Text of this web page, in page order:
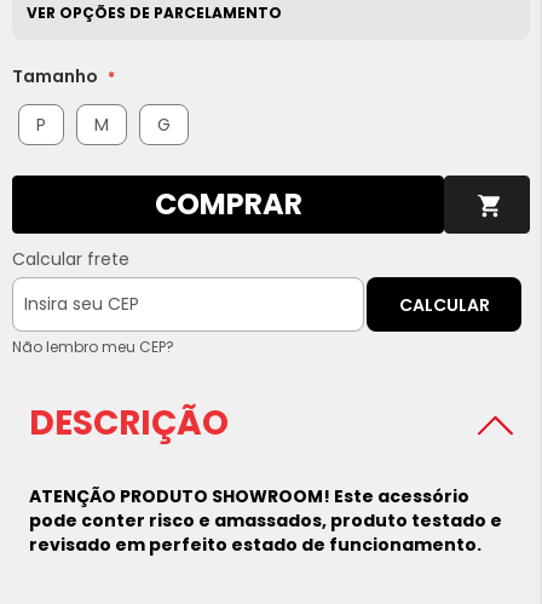
VER OPÇÕES DE PARCELAMENTO
Tamanho
P
M G
COMPRAR
Calcular frete
CALCULAR
Não lembro meu CEP?
DESCRIÇÃO
ATENÇÃO PRODUTO SHOWROOM! Este acessório
pode conter risco e amassados, produto testado e
revisado em perfeito estado de funcionamento.